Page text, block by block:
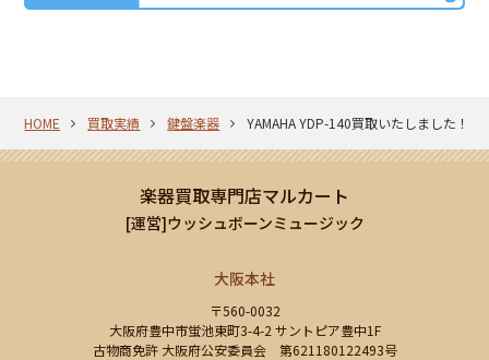
HOME 買取実績 鍵盤楽器 YAMAHA YDP-140買取いたしました！
楽器買取専門店マルカート
[運営]ウッシュボーンミュージック
大阪本社
〒560-0032
大阪府豊中市蛍池東町3-4-2 サントピア豊中1F
古物商免許 大阪府公安委員会 第621180122493号